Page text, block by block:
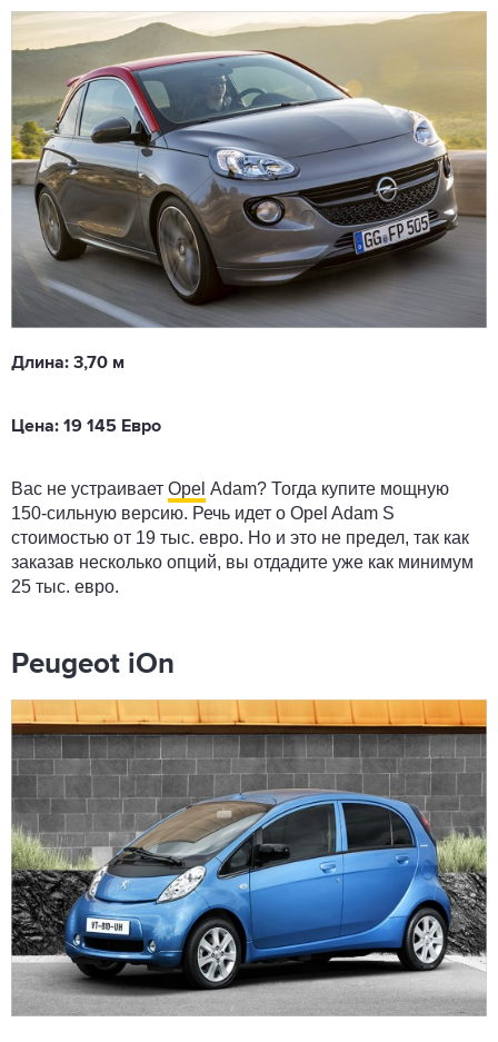
Длина: 3,70 м
Цена: 19 145 Евро
Вас не устраивает Opel Adam? Тогда купите мощную
150-сильную версию. Речь идет о Opel Adam S
стоимостью от 19 тыс. евро. Но и это не предел, так как
заказав несколько опций, вы отдадите уже как минимум
25 тыс. евро.
Peugeot iOn